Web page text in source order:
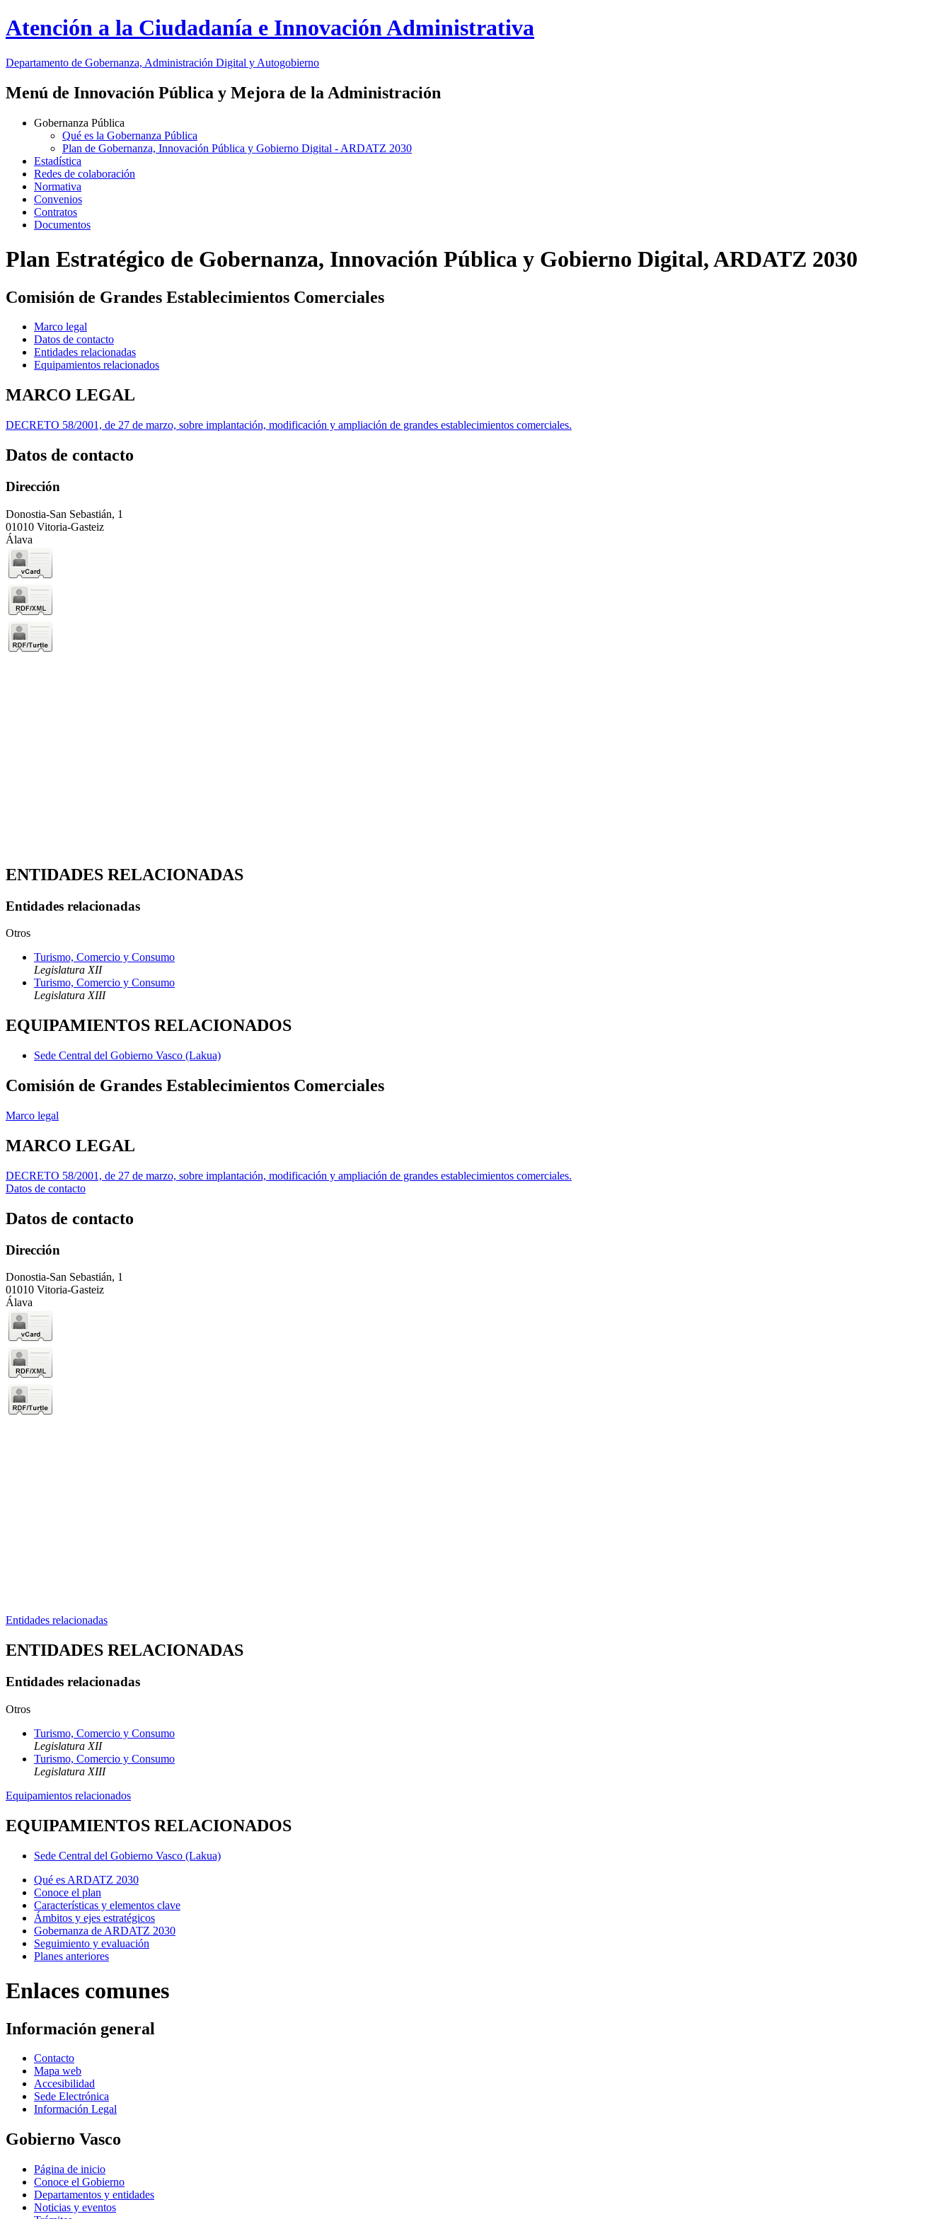
Atención a la Ciudadanía e Innovación Administrativa
Departamento de Gobernanza, Administración Digital y Autogobierno
Menú de Innovación Pública y Mejora de la Administración
Gobernanza Pública
Qué es la Gobernanza Pública
Plan de Gobernanza, Innovación Pública y Gobierno Digital - ARDATZ 2030
Estadística
Redes de colaboración
Normativa
Convenios
Contratos
Documentos
Plan Estratégico de Gobernanza, Innovación Pública y Gobierno Digital, ARDATZ 2030
Comisión de Grandes Establecimientos Comerciales
Marco legal
Datos de contacto
Entidades relacionadas
Equipamientos relacionados
MARCO LEGAL
DECRETO 58/2001, de 27 de marzo, sobre implantación, modificación y ampliación de grandes establecimientos comerciales.
Datos de contacto
Dirección
Donostia-San Sebastián, 1
01010 Vitoria-Gasteiz
Álava
ENTIDADES RELACIONADAS
Entidades relacionadas
Otros
Turismo, Comercio y Consumo
Legislatura XII
Turismo, Comercio y Consumo
Legislatura XIII
EQUIPAMIENTOS RELACIONADOS
Sede Central del Gobierno Vasco (Lakua)
Comisión de Grandes Establecimientos Comerciales
Marco legal
MARCO LEGAL
DECRETO 58/2001, de 27 de marzo, sobre implantación, modificación y ampliación de grandes establecimientos comerciales.
Datos de contacto
Datos de contacto
Dirección
Donostia-San Sebastián, 1
01010 Vitoria-Gasteiz
Álava
Entidades relacionadas
ENTIDADES RELACIONADAS
Entidades relacionadas
Otros
Turismo, Comercio y Consumo
Legislatura XII
Turismo, Comercio y Consumo
Legislatura XIII
Equipamientos relacionados
EQUIPAMIENTOS RELACIONADOS
Sede Central del Gobierno Vasco (Lakua)
Qué es ARDATZ 2030
Conoce el plan
Características y elementos clave
Ámbitos y ejes estratégicos
Gobernanza de ARDATZ 2030
Seguimiento y evaluación
Planes anteriores
Enlaces comunes
Información general
Contacto
Mapa web
Accesibilidad
Sede Electrónica
Información Legal
Gobierno Vasco
Página de inicio
Conoce el Gobierno
Departamentos y entidades
Noticias y eventos